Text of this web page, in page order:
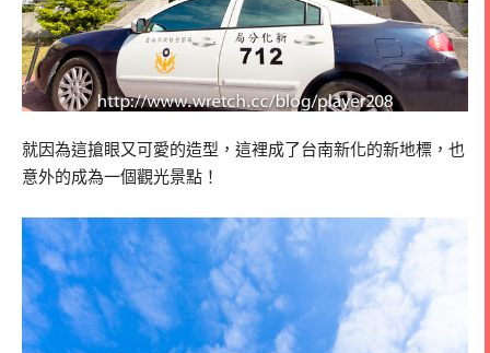
就因為這搶眼又可愛的造型，這裡成了台南新化的新地標，也
意外的成為一個觀光景點！